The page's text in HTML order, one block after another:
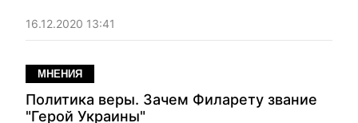
16.12.2020 13:41
МНЕНИЯ
Политика веры. Зачем Филарету звание
"Герой Украины"